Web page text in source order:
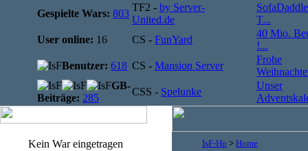
Gespielte Wars: 803
TF2 - by Server-
United.de
T...
User online: 16 CS - FunYard
40 Mio.
!...
Benutzer: 618 CS - Mansion Server
Frohe
GB-
Beiträge: 285
CSS - Spelunke
Unser
Kein War eingetragen IsF-Hp > Home